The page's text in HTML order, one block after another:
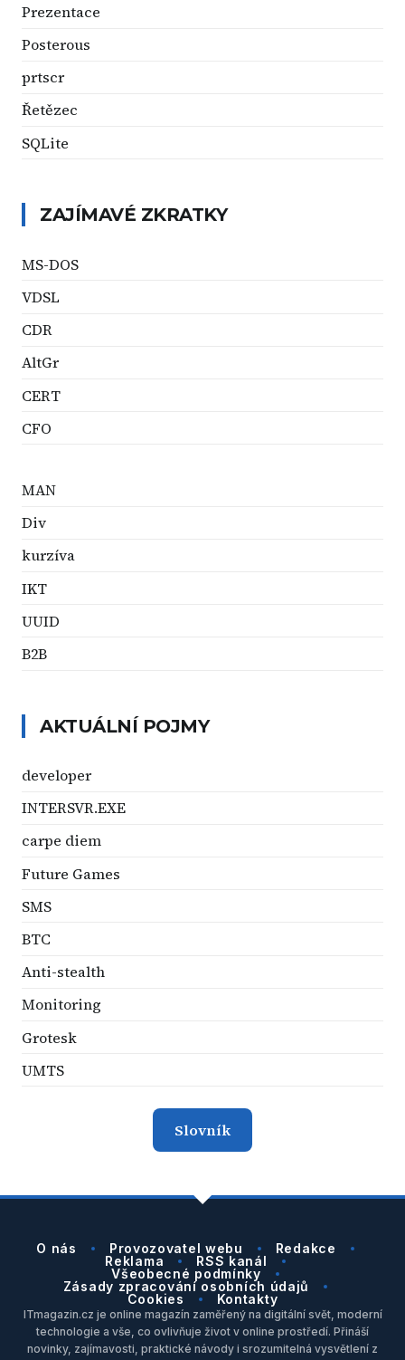
Prezentace
Posterous
prtscr
Řetězec
SQLite
ZAJÍMAVÉ ZKRATKY
MS-DOS
VDSL
CDR
AltGr
CERT
CFO
MAN
Div
kurzíva
IKT
UUID
B2B
AKTUÁLNÍ POJMY
developer
INTERSVR.EXE
carpe diem
Future Games
SMS
BTC
Anti-stealth
Monitoring
Grotesk
UMTS
Slovník
O nás Provozovatel webu
Redakce
Reklama
RSS kanál
Všeobecné podmínky
Zásady zpracování osobních údajů
Cookies
Kontakty
ITmagazin.cz je online magazín zaměřený na digitální svět, moderní
technologie a vše, co ovlivňuje život v online prostředí. Přináší
novinky, zajímavosti, praktické návody i srozumitelná vysvětlení z